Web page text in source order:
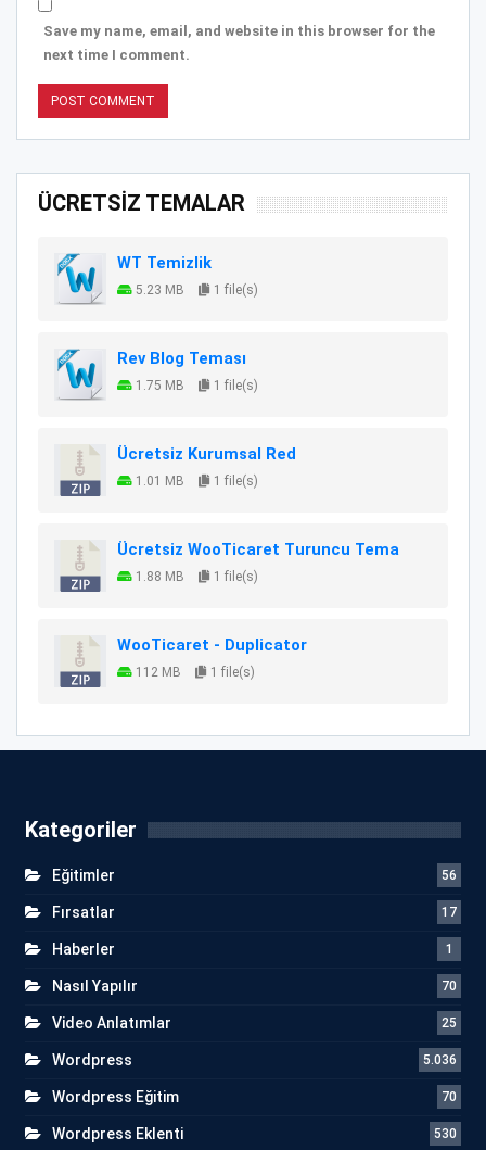
Save my name, email, and website in this browser for the
next time I comment.
ÜCRETSİZ TEMALAR
WT Temizlik
5.23 MB 1 file(s)
Rev Blog Teması
1.75 MB 1 file(s)
Ücretsiz Kurumsal Red
1.01 MB 1 file(s)
Ücretsiz WooTicaret Turuncu Tema
1.88 MB 1 file(s)
WooTicaret - Duplicator
112 MB 1 file(s)
Kategoriler
Eğitimler 56
Fırsatlar 17
Haberler 1
Nasıl Yapılır 70
Video Anlatımlar 25
Wordpress 5.036
Wordpress Eğitim 70
Wordpress Eklenti 530